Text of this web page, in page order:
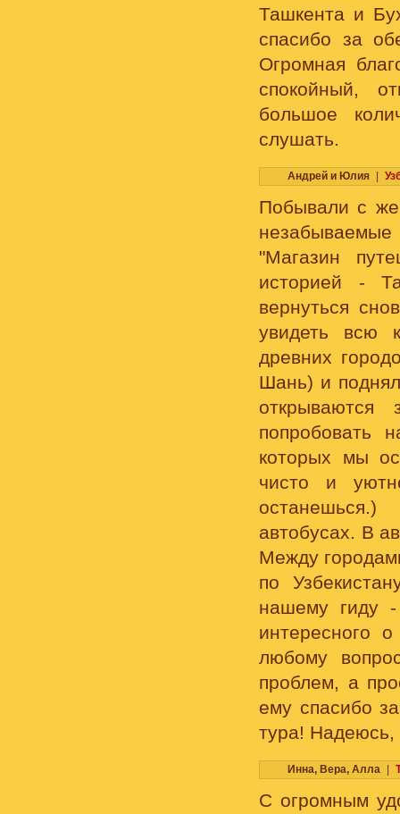
Ташкента и
спасибо за
Огромная
спокойный,
большое
слушать.
Андрей и Юлия
Побывали с
"Магазин
историей -
вернуться
увидеть всю
древних
Шань) и
открываются
попробовать
которых мы
чисто и
автобусах. В
Между
по
нашему гиду -
интересного
любому
проблем, а
ему спасибо
тура! Надеюсь,
Инна, Вера, Алла
С огромным